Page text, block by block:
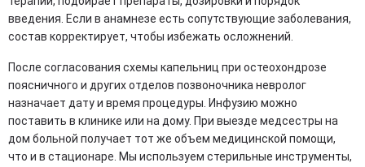
введения. Если в анамнезе есть сопутствующие заболевания,
состав корректирует, чтобы избежать осложнений.
После согласования схемы капельниц при остеохондрозе
поясничного и других отделов позвоночника невролог
назначает дату и время процедуры. Инфузию можно
поставить в клинике или на дому. При выезде медсестры на
дом больной получает тот же объем медицинской помощи,
что и в стационаре. Мы используем стерильные инструменты,